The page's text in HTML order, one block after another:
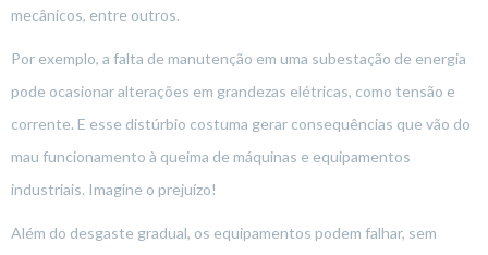
mecânicos, entre outros.
Por exemplo, a falta de manutenção em uma subestação de energia
pode ocasionar alterações em grandezas elétricas, como tensão e
corrente. E esse distúrbio costuma gerar consequências que vão do
mau funcionamento à queima de máquinas e equipamentos
industriais. Imagine o prejuízo!
Além do desgaste gradual, os equipamentos podem falhar, sem